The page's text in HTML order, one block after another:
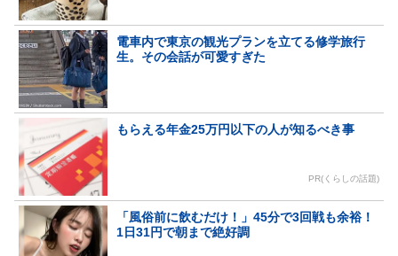
電車内で東京の観光プランを立てる修学旅行
生。その会話が可愛すぎた
もらえる年金25万円以下の人が知るべき事
PR(くらしの話題)
「風俗前に飲むだけ！」45分で3回戦も余裕！
1日31円で朝まで絶好調